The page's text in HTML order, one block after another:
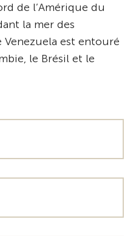
de l’Amérique du
la mer des
Venezuela est entouré
le Brésil et le